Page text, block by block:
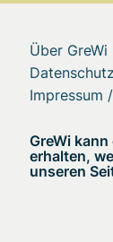
Über GreWi
Impressum
GreWi
erhalten,
unseren